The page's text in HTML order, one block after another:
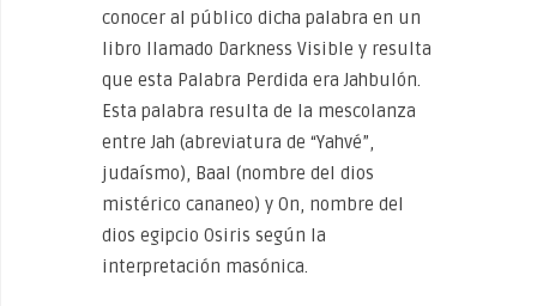
conocer al público dicha palabra en un
libro llamado Darkness Visible y resulta
que esta Palabra Perdida era Jahbulón.
Esta palabra resulta de la mescolanza
entre Jah (abreviatura de “Yahvé”,
judaísmo), Baal (nombre del dios
mistérico cananeo) y On, nombre del
dios egipcio Osiris según la
interpretación masónica.